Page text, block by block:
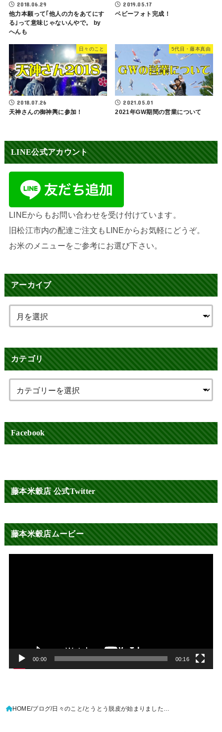
2018.06.29
他力本願って｢他人の力をあてにす
る｣って意味じゃないんやで。 by
へんも
2019.05.17
ベビーフォト完成！
日々のこと
2018.07.26
天神さんの御神輿に参加！
5代目・藤本真由
2021.05.01
2021年GW期間の営業について
LINE公式アカウント
LINEからもお問い合わせを受け付けています。
旧松江市内の配達ご注文もLINEからお気軽にどうぞ。
お米のメニューをご参考にお選び下さい。
アーカイブ
カテゴリ
Facebook
藤本米穀店 公式Twitter
藤本米穀店ムービー
00:00 00:16
HOME ブログ 日々のこと とうとう脱皮が始まりました…